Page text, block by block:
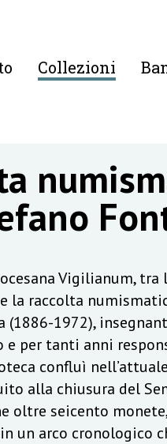
Collezioni
Vigilianum,
la raccolta
(1886-1972),
e per tanti anni
confluì
alla chiusura del
oltre seicento
un arco cronologico